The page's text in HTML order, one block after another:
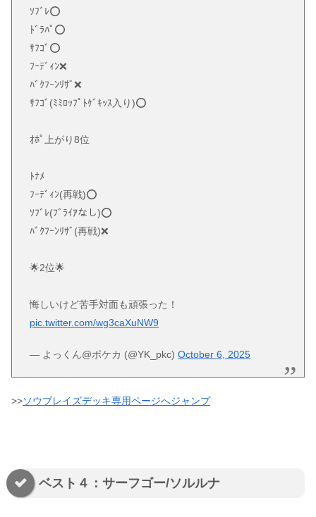
ｿﾌﾞﾚ⭕️
ﾄﾞﾗﾊﾟ⭕️
ｻﾌｺﾞ⭕️
ﾌｰﾃﾞｨﾝ❌
ﾊﾞｸﾌｰﾝﾘｻﾞ❌
ｻﾌｺﾞ(ﾐﾐﾛｯﾌﾟﾄｹﾞｷｯｽ入り)⭕️
ｵﾎﾟ上がり8位
ﾄﾅﾒ
ﾌｰﾃﾞｨﾝ(再戦)⭕️
ｿﾌﾞﾚ(ﾌﾞﾗｲｱなし)⭕️
ﾊﾞｸﾌｰﾝﾘｻﾞ(再戦)❌
🌟2位🌟
悔しいけど苦手対面も頑張った！
pic.twitter.com/wg3caXuNW9
— よっくん@ポケカ (@YK_pkc)October 6, 2025
>>ソウブレイズデッキ専用ページへジャンプ
ベスト４：サーフゴー/ソルルナ